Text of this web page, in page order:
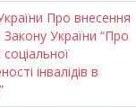
Про внесення
Закону України “Про
інвалідів в